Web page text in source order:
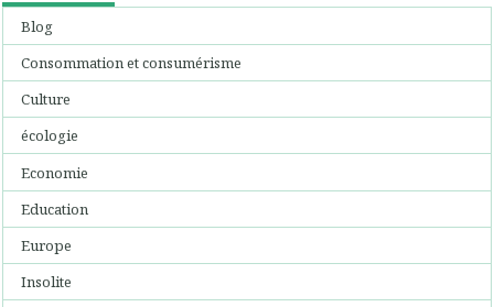
Blog
Consommation et consumérisme
Culture
écologie
Economie
Education
Europe
Insolite